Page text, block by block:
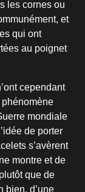
les cornes ou
et
qui ont
au poignet
cependant
phénomène
mondiale
de porter
s’avèrent
montre et de
que de
bien, d’une